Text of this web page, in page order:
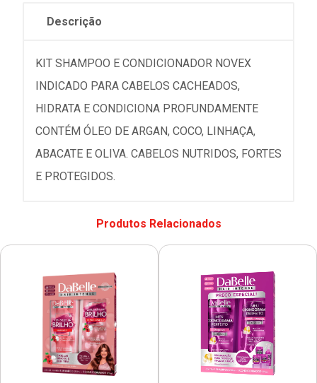
Descrição
KIT SHAMPOO E CONDICIONADOR NOVEX
INDICADO PARA CABELOS CACHEADOS,
HIDRATA E CONDICIONA PROFUNDAMENTE
CONTÉM ÓLEO DE ARGAN, COCO, LINHAÇA,
ABACATE E OLIVA. CABELOS NUTRIDOS, FORTES
E PROTEGIDOS.
Produtos Relacionados